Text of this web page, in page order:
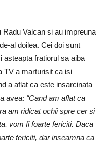
Valcan si au impreuna
al doilea. Cei doi sunt
asteapta fratiorul sa aiba
TV a marturisit ca isi
a aflat ca este insarcinata
avea: “Cand am aflat ca
am ridicat ochii spre cer si
vom fi foarte fericiti. Daca
fericiti, dar inseamna ca